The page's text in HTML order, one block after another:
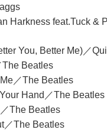
Harkness feat.Tuck &
You, Better Me)／
Beatles
／The Beatles
Your Hand／The Beatles
The Beatles
／The Beatles